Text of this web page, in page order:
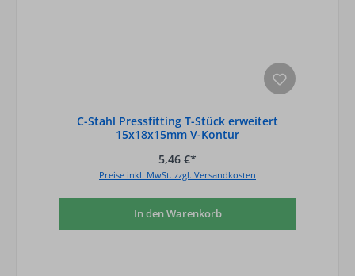
C-Stahl Pressfitting T-Stück erweitert
15x18x15mm V-Kontur
5,46 €*
Preise inkl. MwSt. zzgl. Versandkosten
In den Warenkorb